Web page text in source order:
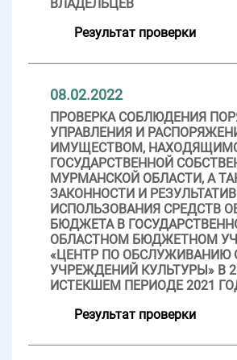
ВЛАДЕЛЬЦЕВ
Результат проверки
08.02.2022
ПРОВЕРКА СОБЛЮДЕНИЯ
УПРАВЛЕНИЯ И
ИМУЩЕСТВОМ,
ГОСУДАРСТВЕННОЙ
МУРМАНСКОЙ ОБЛАСТИ, А
ЗАКОННОСТИ И
ИСПОЛЬЗОВАНИЯ СРЕДСТВ
БЮДЖЕТА В
ОБЛАСТНОМ БЮДЖЕТНОМ
«ЦЕНТР ПО ОБСЛУЖИВАНИЮ
УЧРЕЖДЕНИЙ КУЛЬТУРЫ» В
ИСТЕКШЕМ ПЕРИОДЕ 2021
Результат проверки